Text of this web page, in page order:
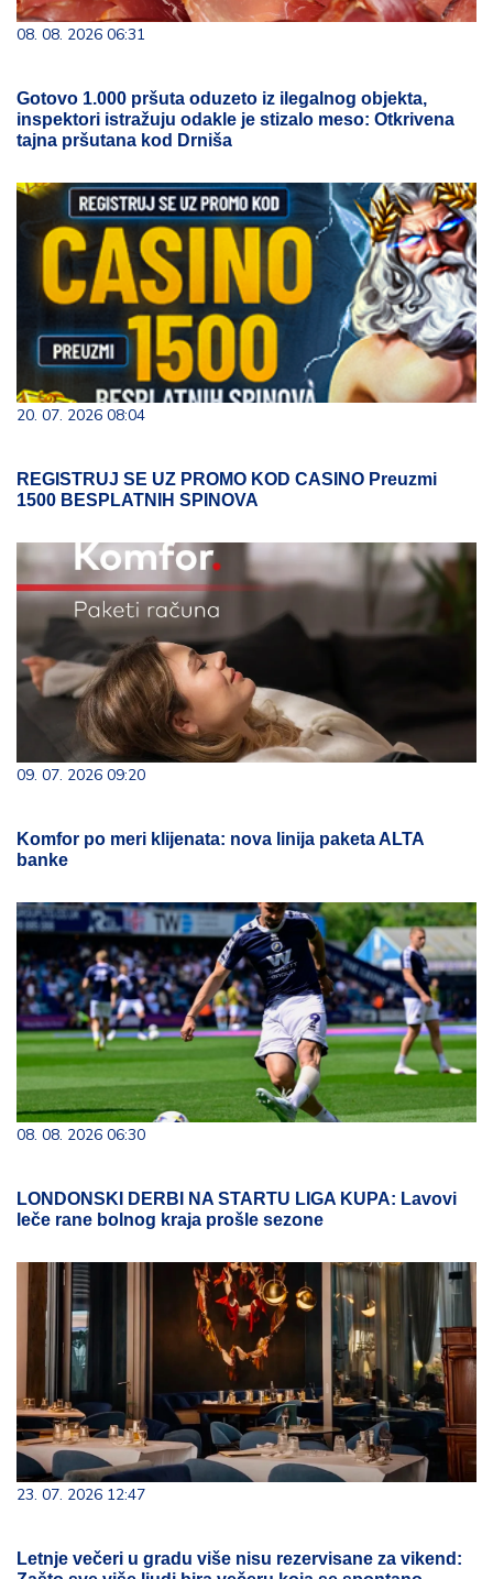
08. 08. 2026 06:31
Gotovo 1.000 pršuta oduzeto iz ilegalnog objekta,
inspektori istražuju odakle je stizalo meso: Otkrivena
tajna pršutana kod Drniša
20. 07. 2026 08:04
REGISTRUJ SE UZ PROMO KOD CASINO Preuzmi
1500 BESPLATNIH SPINOVA
09. 07. 2026 09:20
Komfor po meri klijenata: nova linija paketa ALTA
banke
08. 08. 2026 06:30
LONDONSKI DERBI NA STARTU LIGA KUPA: Lavovi
leče rane bolnog kraja prošle sezone
23. 07. 2026 12:47
Letnje večeri u gradu više nisu rezervisane za vikend: